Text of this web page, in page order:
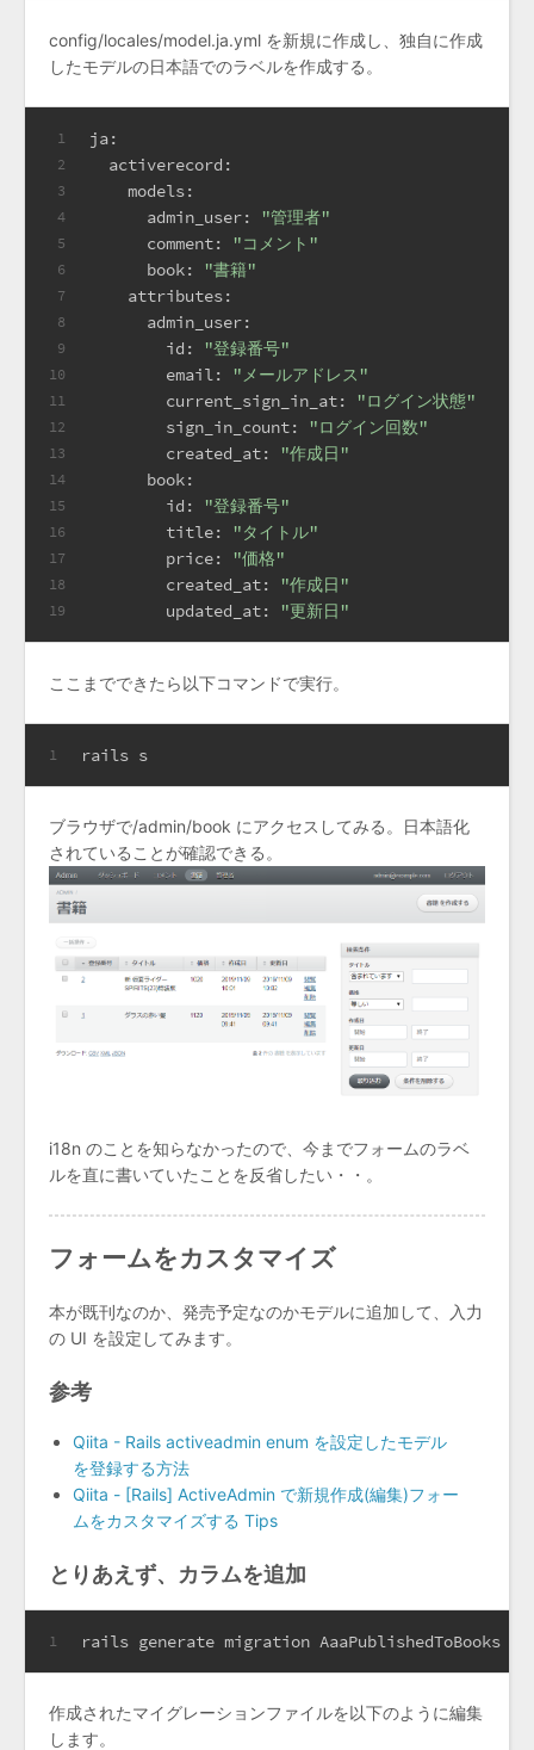
config/locales/model.ja.yml を新規に作成し、独自に作成
したモデルの日本語でのラベルを作成する。
1
2
3
4
5
6
7
8
9
10
11
12
13
14
15
16
17
18
19
ja:
activerecord:
models:
admin_user:
"管理者"
comment:
"コメント"
book:
"書籍"
attributes:
admin_user:
id:
"登録番号"
email:
"メールアドレス"
current_sign_in_at:
"ログイン状態"
sign_in_count:
"ログイン回数"
created_at:
"作成日"
book:
id:
"登録番号"
title:
"タイトル"
price:
"価格"
created_at:
"作成日"
updated_at:
"更新日"
ここまでできたら以下コマンドで実行。
1 rails s
ブラウザで/admin/book にアクセスしてみる。日本語化
されていることが確認できる。
i18n のことを知らなかったので、今までフォームのラベ
ルを直に書いていたことを反省したい・・。
フォームをカスタマイズ
本が既刊なのか、発売予定なのかモデルに追加して、入力
の UI を設定してみます。
参考
Qiita - Rails activeadmin enum を設定したモデル
を登録する方法
Qiita - [Rails] ActiveAdmin で新規作成(編集)フォー
ムをカスタマイズする Tips
とりあえず、カラムを追加
1 rails generate migration AaaPublishedToBooks
作成されたマイグレーションファイルを以下のように編集
します。